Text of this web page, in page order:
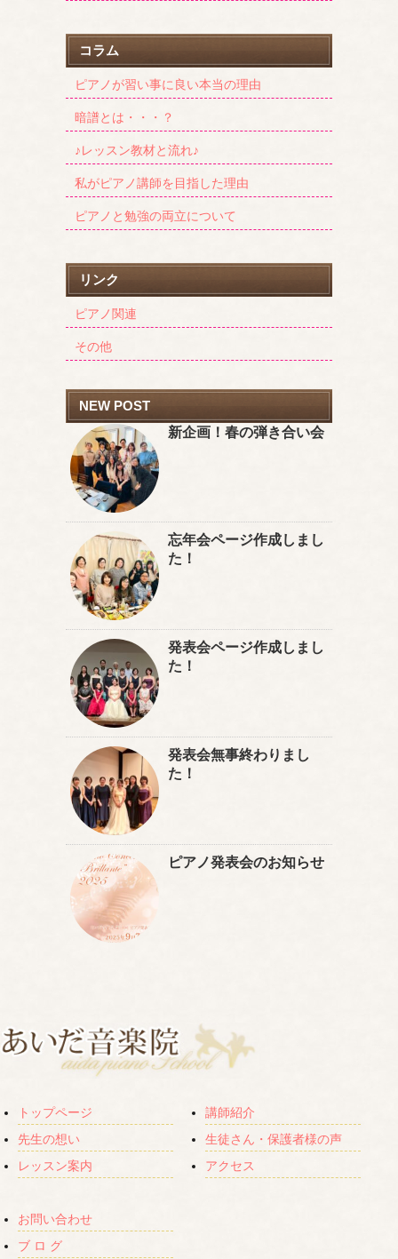
コラム
ピアノが習い事に良い本当の理由
暗譜とは・・・？
♪レッスン教材と流れ♪
私がピアノ講師を目指した理由
ピアノと勉強の両立について
リンク
ピアノ関連
その他
NEW POST
新企画！春の弾き合い会
忘年会ページ作成しまし
た！
発表会ページ作成しまし
た！
発表会無事終わりまし
た！
ピアノ発表会のお知らせ
トップページ
先生の想い
レッスン案内
講師紹介
生徒さん・保護者様の声
アクセス
お問い合わせ
ブ ロ グ